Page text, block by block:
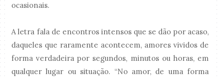
ocasionais.
A letra fala de encontros intensos que se dão por acaso,
daqueles que raramente acontecem, amores vividos de
forma verdadeira por segundos, minutos ou horas, em
qualquer lugar ou situação. “No amor, de uma forma